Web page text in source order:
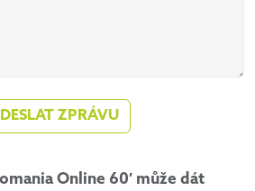
ZPRÁVU
Online 60′ může dát